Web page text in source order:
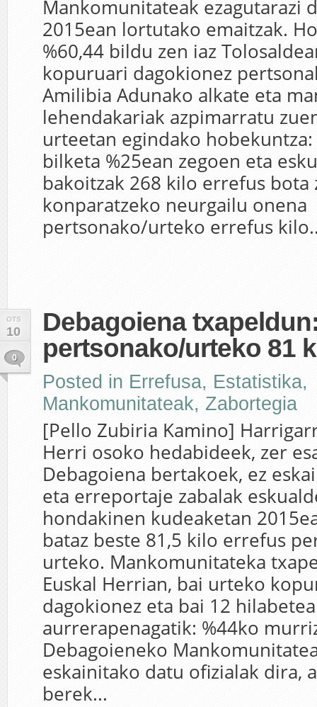
Mankomunitateak ezagutarazi
2015ean lortutako emaitzak.
%60,44 bildu zen iaz
kopuruari dagokionez
Amilibia Adunako alkate eta
lehendakariak azpimarratu
urteetan egindako
bilketa %25ean zegoen eta
bakoitzak 268 kilo errefus bota
konparatzeko neurgailu onena
pertsonako/urteko errefus
OTS
10
0
Debagoiena
pertsonako/urteko 81
Posted in Errefusa, Estatistika,
Mankomunitateak, Zabortegia
[Pello Zubiria Kamino]
Herri osoko hedabideek, zer
Debagoiena bertakoek, ez
eta erreportaje zabalak
hondakinen kudeaketan
bataz beste 81,5 kilo errefus
urteko. Mankomunitateka
Euskal Herrian, bai urteko
dagokionez eta bai 12
aurrerapenagatik: %44ko
Debagoieneko
eskainitako datu ofizialak dira,
berek...